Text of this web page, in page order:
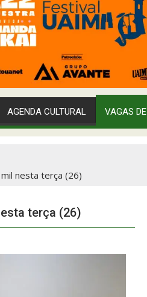
AGENDA CULTURAL VAGAS
nesta terça (26)
terça (26)